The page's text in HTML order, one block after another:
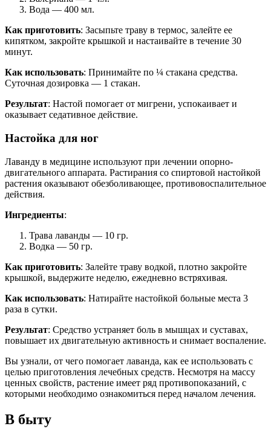
Вода — 400 мл.
Как приготовить: Засыпьте траву в термос, залейте ее
кипятком, закройте крышкой и настаивайте в течение 30
минут.
Как использовать: Принимайте по ¼ стакана средства.
Суточная дозировка — 1 стакан.
Результат: Настой помогает от мигрени, успокаивает и
оказывает седативное действие.
Настойка для ног
Лаванду в медицине используют при лечении опорно-
двигательного аппарата. Растирания со спиртовой настойкой
растения оказывают обезболивающее, противовоспалительное
действия.
Ингредиенты:
Трава лаванды — 10 гр.
Водка — 50 гр.
Как приготовить: Залейте траву водкой, плотно закройте
крышкой, выдержите неделю, ежедневно встряхивая.
Как использовать: Натирайте настойкой больные места 3
раза в сутки.
Результат: Средство устраняет боль в мышцах и суставах,
повышает их двигательную активность и снимает воспаление.
Вы узнали, от чего помогает лаванда, как ее использовать с
целью приготовления лечебных средств. Несмотря на массу
ценных свойств, растение имеет ряд противопоказаний, с
которыми необходимо ознакомиться перед началом лечения.
В быту